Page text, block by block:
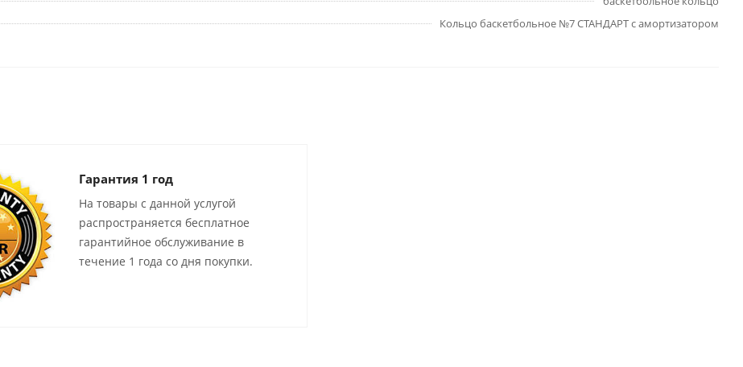
Кольцо баскетбольное №7 СТАНДАРТ с амортизатором
Гарантия 1 год
На товары с данной услугой
распространяется бесплатное
гарантийное обслуживание в
течение 1 года со дня покупки.